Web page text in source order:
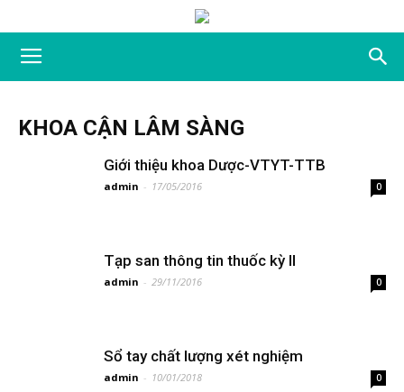
KHOA CẬN LÂM SÀNG
Giới thiệu khoa Dược-VTYT-TTB
admin - 17/05/2016 0
Tạp san thông tin thuốc kỳ II
admin - 29/11/2016 0
Sổ tay chất lượng xét nghiệm
admin - 10/01/2018 0